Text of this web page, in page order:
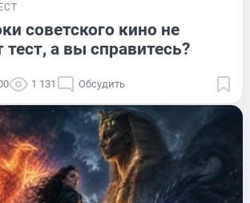
советского кино не
тест, а вы справитесь?
1 131 Обсудить